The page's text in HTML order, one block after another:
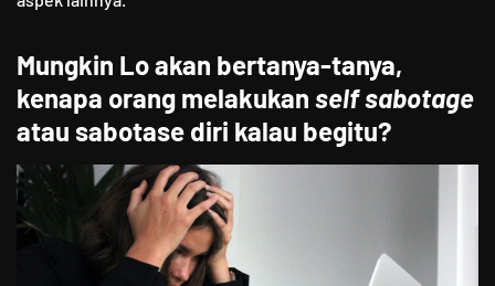
Mungkin Lo akan bertanya-tanya,
kenapa orang melakukan selfsabotage
atau sabotase diri kalau begitu?